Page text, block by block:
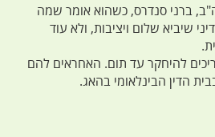
ברני סנדרס, כשהוא אומר שמה
שיביא שלום ויציבות, ולא עוד
להיחקר עד תום. האחראים להם
הדין הבינלאומי בהאג.